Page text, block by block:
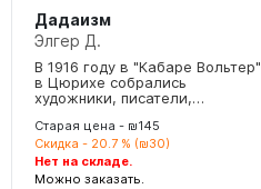
Дадаизм
Элгер Д.
В 1916 году в "Кабаре Вольтер"
в Цюрихе собрались
художники, писатели,…
Старая цена - ₪145
Скидка - 20.7 % (₪30)
Нет на складе.
Можно заказать.